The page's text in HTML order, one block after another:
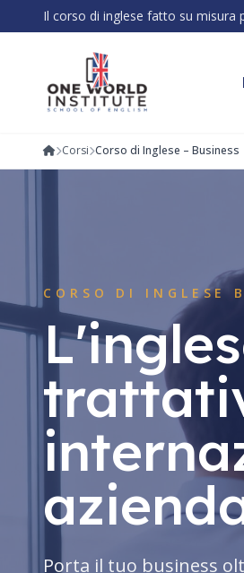
Il corso di inglese fatto su misura
Corsi Corso di Inglese – Business
CORSO DI INGLESE
Porta il tuo business